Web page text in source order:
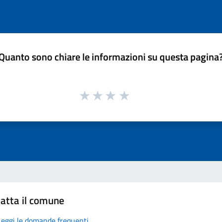
sono chiare le informazioni su questa
il comune